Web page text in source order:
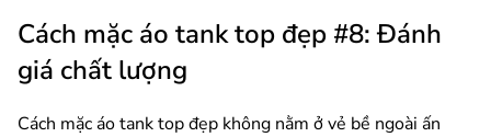
Cách mặc áo tank top đẹp #8: Đánh
giá chất lượng
Cách mặc áo tank top đẹp không nằm ở vẻ bề ngoài ấn